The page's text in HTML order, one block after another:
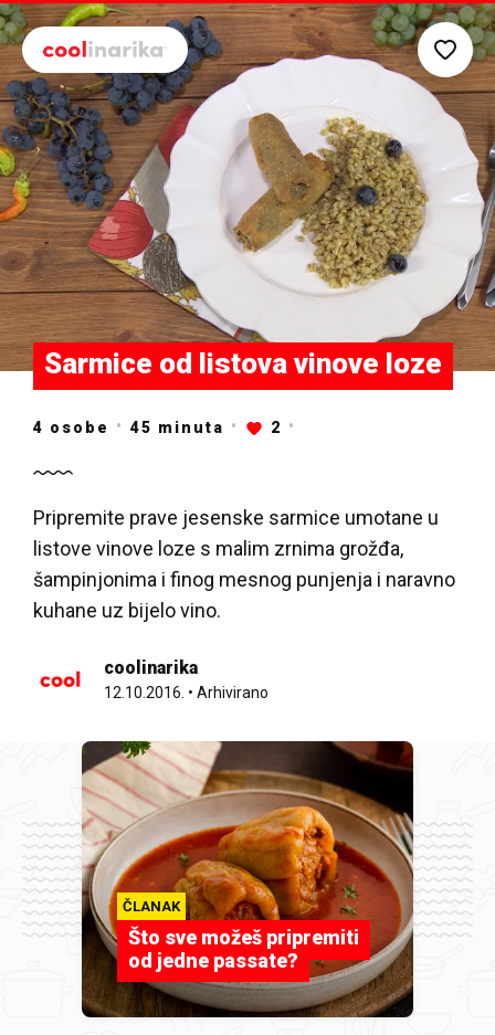
Preskoči na glavni sadržaj
Sarmice od listova vinove loze
4 osobe 45 minuta 2
Pripremite prave jesenske sarmice umotane u
listove vinove loze s malim zrnima grožđa,
šampinjonima i finog mesnog punjenja i naravno
kuhane uz bijelo vino.
coolinarika
12.10.2016. • Arhivirano
ČLANAK
Što sve možeš pripremiti
od jedne passate?